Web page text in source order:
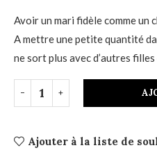
Avoir un mari fidèle comme un
A mettre une petite quantité
ne sort plus avec d’autres filles
Ajouter à la liste de